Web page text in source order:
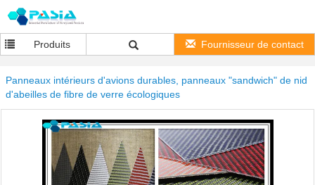
Produits Fournisseur de contact
Panneaux intérieurs d'avions durables, panneaux "sandwich" de nid
d'abeilles de fibre de verre écologiques